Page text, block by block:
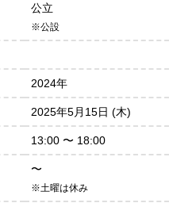
公立
※公設
2024年
2025年5月15日 (木)
13:00 〜 18:00
〜
※土曜は休み